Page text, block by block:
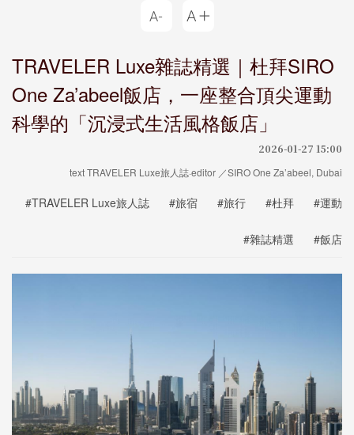
TRAVELER Luxe雜誌精選｜杜拜SIRO
One Za’abeel飯店，一座整合頂尖運動
科學的「沉浸式生活風格飯店」
2026-01-27 15:00
text TRAVELER Luxe旅人誌·editor ／SIRO One Za’abeel, Dubai
#TRAVELER Luxe旅人誌 #旅宿 #旅行 #杜拜 #運動
#雜誌精選 #飯店